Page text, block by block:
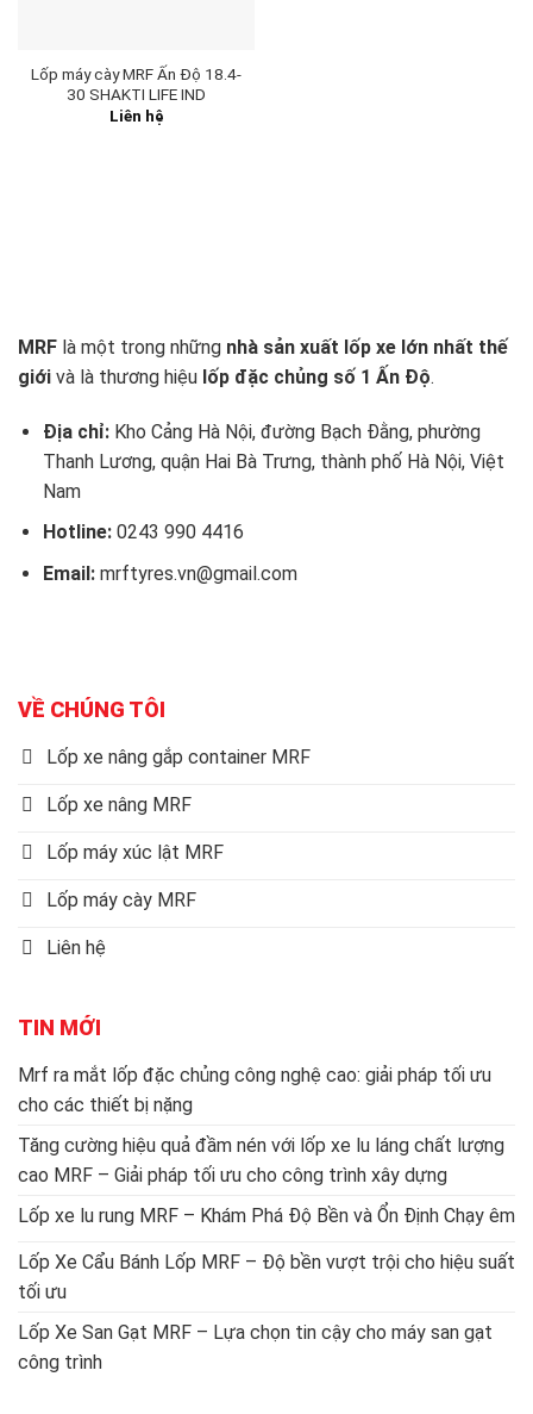
Lốp máy cày MRF Ấn Độ 18.4-
30 SHAKTI LIFE IND
Liên hệ
MRF là một trong những nhà sản xuất lốp xe lớn nhất thế
giới và là thương hiệu lốp đặc chủng số 1 Ấn Độ.
Địa chỉ:Kho Cảng Hà Nội, đường Bạch Đằng, phường
Thanh Lương, quận Hai Bà Trưng, thành phố Hà Nội, Việt
Nam
Hotline: 0243 990 4416
Email: mrftyres.vn@gmail.com
VỀ CHÚNG TÔI
Lốp xe nâng gắp container MRF
Lốp xe nâng MRF
Lốp máy xúc lật MRF
Lốp máy cày MRF
Liên hệ
TIN MỚI
Mrf ra mắt lốp đặc chủng công nghệ cao: giải pháp tối ưu
cho các thiết bị nặng
Tăng cường hiệu quả đầm nén với lốp xe lu láng chất lượng
cao MRF – Giải pháp tối ưu cho công trình xây dựng
Lốp xe lu rung MRF – Khám Phá Độ Bền và Ổn Định Chạy êm
Lốp Xe Cẩu Bánh Lốp MRF – Độ bền vượt trội cho hiệu suất
tối ưu
Lốp Xe San Gạt MRF – Lựa chọn tin cậy cho máy san gạt
công trình